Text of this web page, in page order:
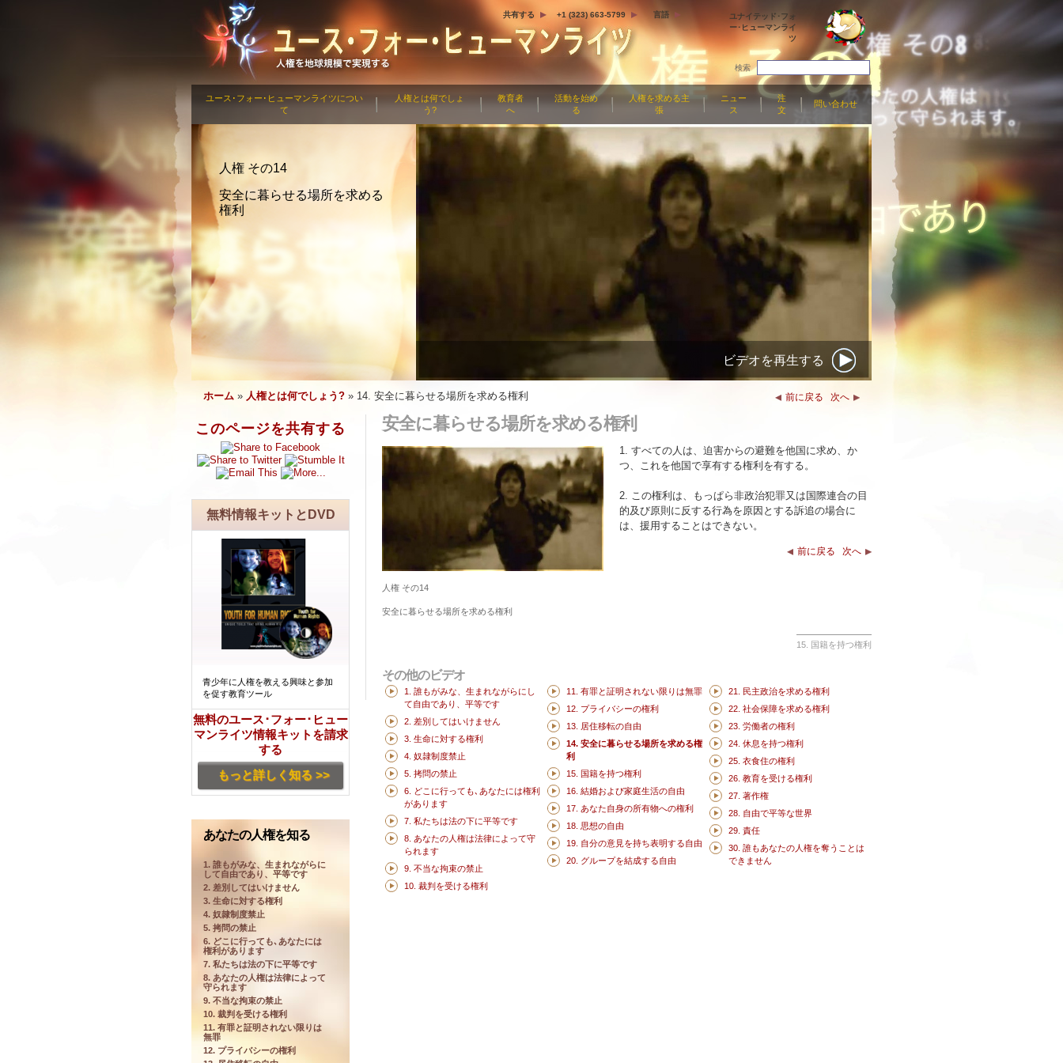
共有する +1 (323) 663-5799 言語
ユナイテッド･フォ
ー･ヒューマンライ
ツ
検索
ユース･フォー･ヒューマンライツについ
て
人権とは何でしょ
う?
教育者
へ
活動を始め
る
人権を求める主
張
ニュー
ス
注
文
問い合わせ
人権 その14
安全に暮らせる場所を求める
権利
ビデオを再生する
ホーム » 人権とは何でしょう? » 14. 安全に暮らせる場所を求める権利 前に戻る 次へ
このページを共有する
無料情報キットとDVD
青少年に人権を教える興味と参加
を促す教育ツール
無料のユース･フォー･ヒュー
マンライツ情報キットを請求
する
もっと詳しく知る >>
あなたの人権を知る
1. 誰もがみな、生まれながらに
して自由であり、平等です
2. 差別してはいけません
3. 生命に対する権利
4. 奴隷制度禁止
5. 拷問の禁止
6. どこに行っても､あなたには
権利があります
7. 私たちは法の下に平等です
8. あなたの人権は法律によって
守られます
9. 不当な拘束の禁止
10. 裁判を受ける権利
11. 有罪と証明されない限りは
無罪
12. プライバシーの権利
安全に暮らせる場所を求める権利
人権 その14
安全に暮らせる場所を求める権利
1. すべての人は、迫害からの避難を他国に求め、か
つ、これを他国で享有する権利を有する。
2. この権利は、もっぱら非政治犯罪又は国際連合の目
的及び原則に反する行為を原因とする訴追の場合に
は、援用することはできない。
前に戻る 次へ
15. 国籍を持つ権利
その他のビデオ
1. 誰もがみな、生まれながらにし
て自由であり、平等です
2. 差別してはいけません
3. 生命に対する権利
4. 奴隷制度禁止
5. 拷問の禁止
6. どこに行っても､あなたには権利
があります
7. 私たちは法の下に平等です
8. あなたの人権は法律によって守
られます
9. 不当な拘束の禁止
10. 裁判を受ける権利
11. 有罪と証明されない限りは無罪
12. プライバシーの権利
13. 居住移転の自由
14. 安全に暮らせる場所を求める権
利
15. 国籍を持つ権利
16. 結婚および家庭生活の自由
17. あなた自身の所有物への権利
18. 思想の自由
19. 自分の意見を持ち表明する自由
20. グループを結成する自由
21. 民主政治を求める権利
22. 社会保障を求める権利
23. 労働者の権利
24. 休息を持つ権利
25. 衣食住の権利
26. 教育を受ける権利
27. 著作権
28. 自由で平等な世界
29. 責任
30. 誰もあなたの人権を奪うことは
できません